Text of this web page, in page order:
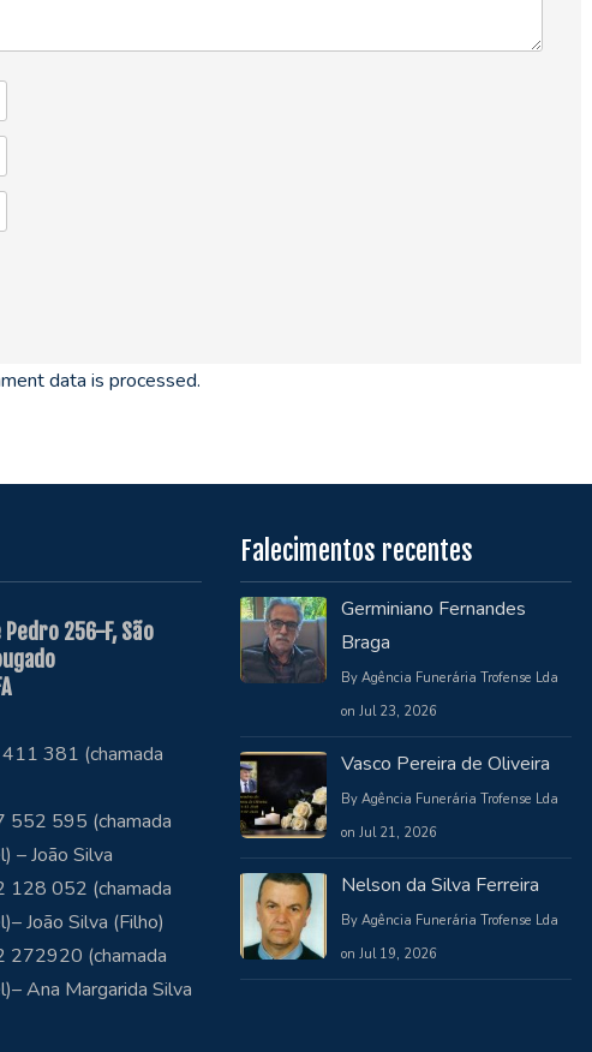
data is processed.
256-F, São
381 (chamada
552 595 (chamada
– João Silva
128 052 (chamada
João Silva (Filho)
272920 (chamada
Ana Margarida Silva
Falecimentos recentes
Germiniano Fernandes
Braga
By Agência Funerária Trofense Lda
on Jul 23, 2026
Vasco Pereira de Oliveira
By Agência Funerária Trofense Lda
on Jul 21, 2026
Nelson da Silva Ferreira
By Agência Funerária Trofense Lda
on Jul 19, 2026